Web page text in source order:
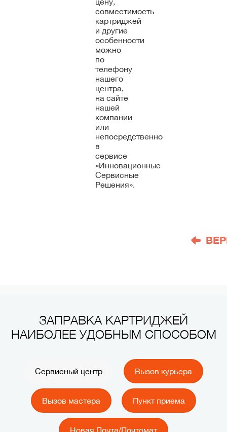
совместимость
картриджей
и другие
особенности
можно
по
телефону
нашего
центра,
на сайте
нашей
компании
или
непосредственно
в
сервисе
«Инновационные
Сервисные
Решения».
ЗАПРАВКА КАРТРИДЖЕЙ
НАИБОЛЕЕ УДОБНЫМ СПОСОБОМ
Сервисный центр Вызов курьера
Вызов мастера Пункт приема
Новая Почта/Почтомат